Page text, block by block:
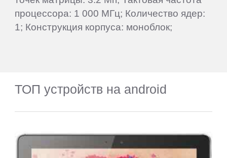
процессора: 1 000 МГц; Количество ядер:
1; Конструкция корпуса: моноблок;
ТОП устройств на android